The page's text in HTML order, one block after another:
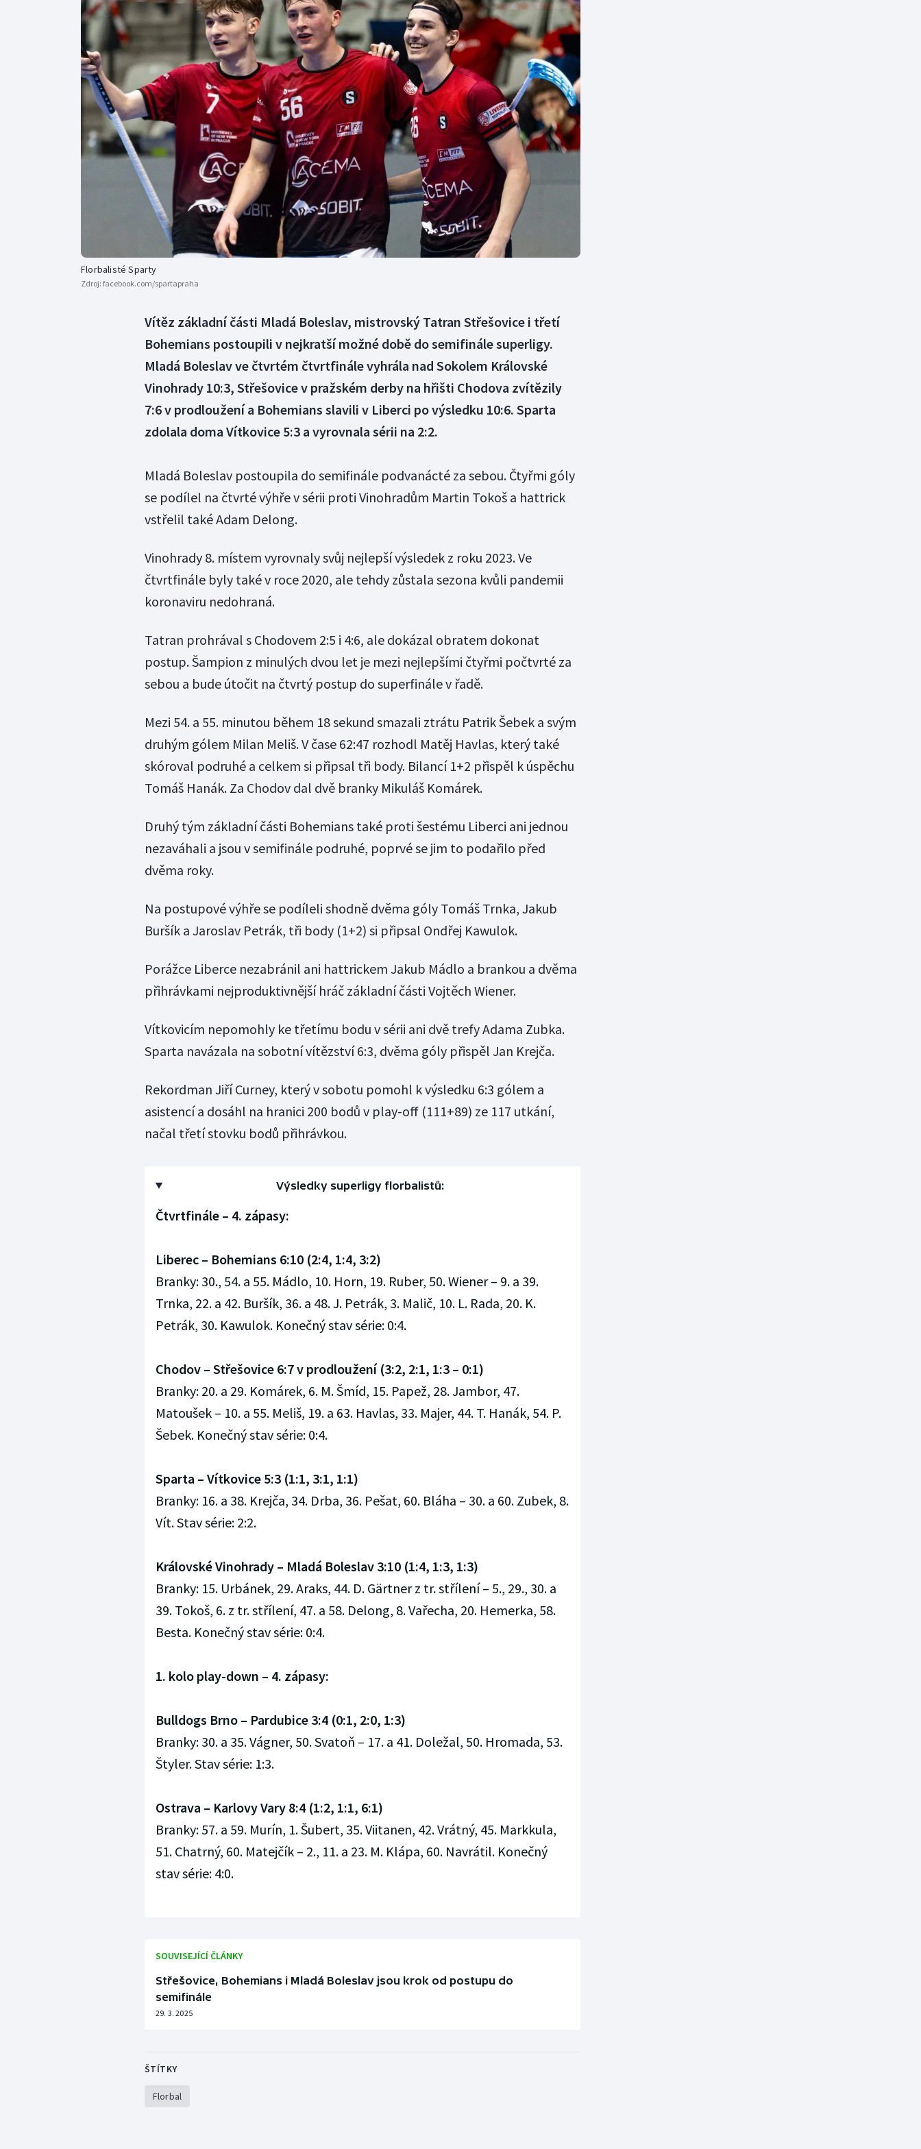
Curling
Dostihy
Florbal
Futsal
Golf
Gymnastika
Moderní pětiboj
Motorsport
Olympijské hry
Parasport
Plavání
Plážový volejbal
Triatlon
Veslování
Vodní slalom
Volejbal
Ostatní
Florbalisté Sparty
Zdroj: facebook.com/spartapraha
Vítěz základní části Mladá Boleslav, mistrovský Tatran Střešovice i třetí
Bohemians postoupili v nejkratší možné době do semifinále superligy.
Mladá Boleslav ve čtvrtém čtvrtfinále vyhrála nad Sokolem Královské
Vinohrady 10:3, Střešovice v pražském derby na hřišti Chodova zvítězily
7:6 v prodloužení a Bohemians slavili v Liberci po výsledku 10:6. Sparta
zdolala doma Vítkovice 5:3 a vyrovnala sérii na 2:2.
Mladá Boleslav postoupila do semifinále podvanácté za sebou. Čtyřmi góly
se podílel na čtvrté výhře v sérii proti Vinohradům Martin Tokoš a hattrick
vstřelil také Adam Delong.
Vinohrady 8. místem vyrovnaly svůj nejlepší výsledek z roku 2023. Ve
čtvrtfinále byly také v roce 2020, ale tehdy zůstala sezona kvůli pandemii
koronaviru nedohraná.
Tatran prohrával s Chodovem 2:5 i 4:6, ale dokázal obratem dokonat
postup. Šampion z minulých dvou let je mezi nejlepšími čtyřmi počtvrté za
sebou a bude útočit na čtvrtý postup do superfinále v řadě.
Mezi 54. a 55. minutou během 18 sekund smazali ztrátu Patrik Šebek a svým
druhým gólem Milan Meliš. V čase 62:47 rozhodl Matěj Havlas, který také
skóroval podruhé a celkem si připsal tři body. Bilancí 1+2 přispěl k úspěchu
Tomáš Hanák. Za Chodov dal dvě branky Mikuláš Komárek.
Druhý tým základní části Bohemians také proti šestému Liberci ani jednou
nezaváhali a jsou v semifinále podruhé, poprvé se jim to podařilo před
dvěma roky.
Na postupové výhře se podíleli shodně dvěma góly Tomáš Trnka, Jakub
Buršík a Jaroslav Petrák, tři body (1+2) si připsal Ondřej Kawulok.
Porážce Liberce nezabránil ani hattrickem Jakub Mádlo a brankou a dvěma
přihrávkami nejproduktivnější hráč základní části Vojtěch Wiener.
Vítkovicím nepomohly ke třetímu bodu v sérii ani dvě trefy Adama Zubka.
Sparta navázala na sobotní vítězství 6:3, dvěma góly přispěl Jan Krejča.
Rekordman Jiří Curney, který v sobotu pomohl k výsledku 6:3 gólem a
asistencí a dosáhl na hranici 200 bodů v play-off (111+89) ze 117 utkání,
načal třetí stovku bodů přihrávkou.
Výsledky superligy florbalistů:
Čtvrtfinále – 4. zápasy:
Liberec – Bohemians 6:10 (2:4, 1:4, 3:2)
Branky: 30., 54. a 55. Mádlo, 10. Horn, 19. Ruber, 50. Wiener – 9. a 39.
Trnka, 22. a 42. Buršík, 36. a 48. J. Petrák, 3. Malič, 10. L. Rada, 20. K.
Petrák, 30. Kawulok. Konečný stav série: 0:4.
Chodov – Střešovice 6:7 v prodloužení (3:2, 2:1, 1:3 – 0:1)
Branky: 20. a 29. Komárek, 6. M. Šmíd, 15. Papež, 28. Jambor, 47.
Matoušek – 10. a 55. Meliš, 19. a 63. Havlas, 33. Majer, 44. T. Hanák, 54. P.
Šebek. Konečný stav série: 0:4.
Sparta – Vítkovice 5:3 (1:1, 3:1, 1:1)
Branky: 16. a 38. Krejča, 34. Drba, 36. Pešat, 60. Bláha – 30. a 60. Zubek, 8.
Vít. Stav série: 2:2.
Královské Vinohrady – Mladá Boleslav 3:10 (1:4, 1:3, 1:3)
Branky: 15. Urbánek, 29. Araks, 44. D. Gärtner z tr. střílení – 5., 29., 30. a
39. Tokoš, 6. z tr. střílení, 47. a 58. Delong, 8. Vařecha, 20. Hemerka, 58.
Besta. Konečný stav série: 0:4.
1. kolo play-down – 4. zápasy:
Bulldogs Brno – Pardubice 3:4 (0:1, 2:0, 1:3)
Branky: 30. a 35. Vágner, 50. Svatoň – 17. a 41. Doležal, 50. Hromada, 53.
Štyler. Stav série: 1:3.
Ostrava – Karlovy Vary 8:4 (1:2, 1:1, 6:1)
Branky: 57. a 59. Murín, 1. Šubert, 35. Viitanen, 42. Vrátný, 45. Markkula,
51. Chatrný, 60. Matejčík – 2., 11. a 23. M. Klápa, 60. Navrátil. Konečný
stav série: 4:0.
SOUVISEJÍCÍ ČLÁNKY
Střešovice, Bohemians i Mladá Boleslav jsou krok od postupu do
semifinále
29. 3. 2025
ŠTÍTKY
Florbal